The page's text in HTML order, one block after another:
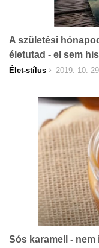
A születési
életutad - el sem
Élet-stílus 2019. 10.
Sós karamell -